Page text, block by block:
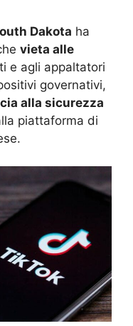
Dakota ha
vieta alle
e agli appaltatori
governativi,
alla sicurezza
piattaforma di